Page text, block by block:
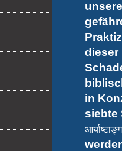
dieser
in
siebte